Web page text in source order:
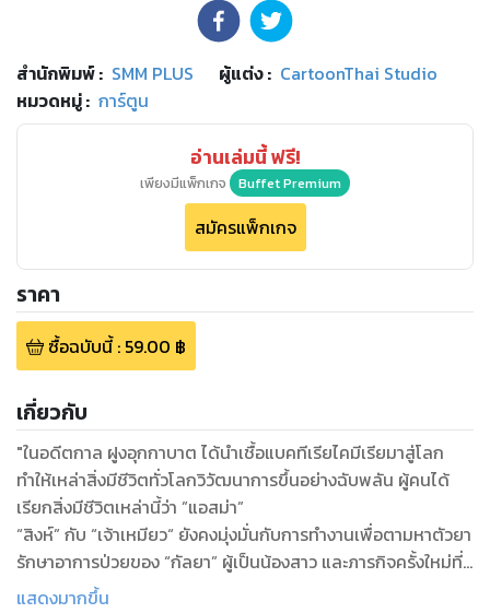
สำนักพิมพ์: SMM PLUS ผู้แต่ง : CartoonThai Studio
หมวดหมู่: การ์ตูน
อ่านเล่มนี้ ฟรี!
เพียงมีแพ็กเกจ Buffet Premium
สมัครแพ็กเกจ
ราคา
ซื้อฉบับนี้: 59.00 ฿
เกี่ยวกับ
"ในอดีตกาล ฝูงอุกกาบาต ได้นำเชื้อแบคทีเรียไคมีเรียมาสู่โลก
ทำให้เหล่าสิ่งมีชีวิตทั่วโลกวิวัฒนาการขึ้นอย่างฉับพลัน ผู้คนได้
เรียกสิ่งมีชีวิตเหล่านี้ว่า ”แอสม่า”
“สิงห์” กับ “เจ้าเหมียว“ ยังคงมุ่งมั่นกับการทำงานเพื่อตามหาตัวยา
รักษาอาการป่วยของ “กัลยา” ผู้เป็นน้องสาว และภารกิจครั้งใหม่ที่
ใหญ่โตเหนือความคาดหมายกำลังรอพวกเขาอยู่ ขณะเดียวกัน
แสดงมากขึ้น